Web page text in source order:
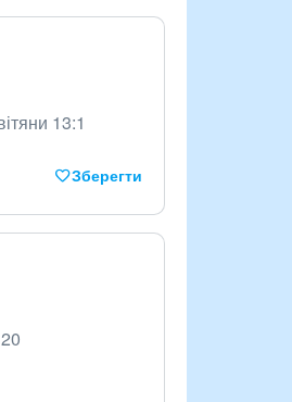
13:1
Зберегти